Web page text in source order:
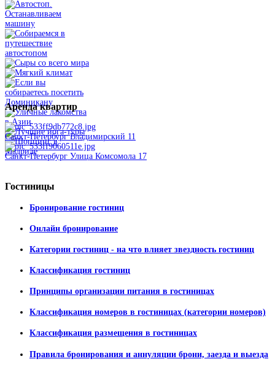
Арендаквартир
Санкт-Петербург Владимирский 11
Санкт-Петербург Улица Комсомола 17
Гостиницы
Бронирование гостиниц
Онлайн бронирование
Категории гостиниц - на что влияет звездность гостиниц
Классификация гостиниц
Принципы организации питания в гостиницах
Классификация номеров в гостиницах (категории номеров)
Классификация размещения в гостиницах
Правила бронирования и аннуляции брони, заезда и выезда